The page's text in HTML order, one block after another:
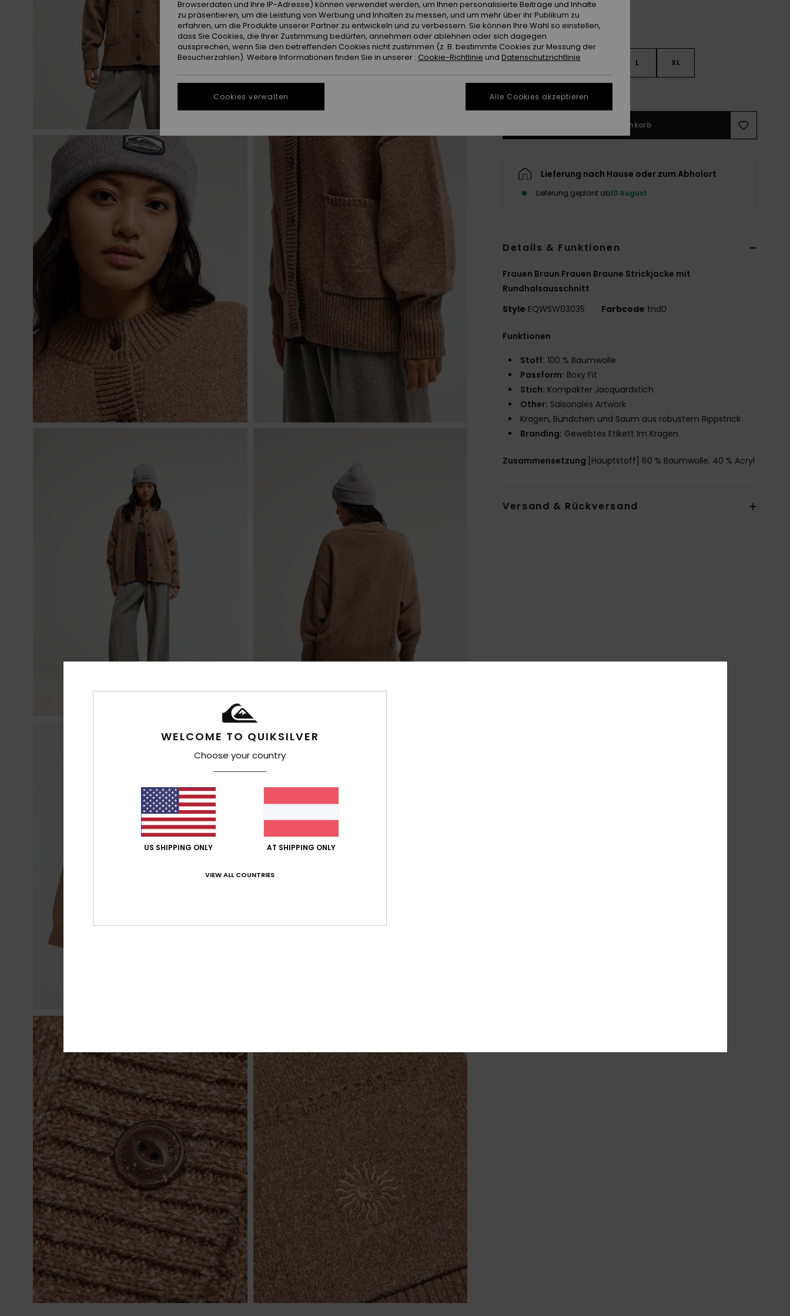
XS S L XL
In den Warenkorb
Lieferung nach Hause oder zum Abholort
Lieferung geplant ab10 August
Details & Funktionen
Frauen Braun Frauen Braune Strickjacke mit
Rundhalsausschnitt
Style EQWSW03035 Farbcode tnd0
Funktionen
Stoff: 100 % Baumwolle
Passform: Boxy Fit
Stich: Kompakter Jacquardstich
Other: Saisonales Artwork
Kragen, Bündchen und Saum aus robustem Rippstrick
Branding: Gewebtes Etikett Im Kragen
Zusammensetzung [Hauptstoff] 60 % Baumwolle, 40 % Acryl
Versand & Rückversand
WELCOME TO QUIKSILVER
Choose your country
US SHIPPING ONLY AT SHIPPING ONLY
VIEW ALL COUNTRIES
Browserdaten und Ihre IP-Adresse) können verwendet werden, um Ihnen personalisierte Beiträge und Inhalte
zu präsentieren, um die Leistung von Werbung und Inhalten zu messen, und um mehr über ihr Publikum zu
erfahren, um die Produkte unserer Partner zu entwickeln und zu verbessern. Sie können Ihre Wahl so einstellen,
dass Sie Cookies, die Ihrer Zustimmung bedürfen, annehmen oder ablehnen oder sich dagegen
aussprechen, wenn Sie den betreffenden Cookies nicht zustimmen (z. B. bestimmte Cookies zur Messung der
Besucherzahlen). Weitere Informationen finden Sie in unserer : Cookie-Richtlinie und Datenschutzrichtlinie
Cookies verwalten Alle Cookies akzeptieren